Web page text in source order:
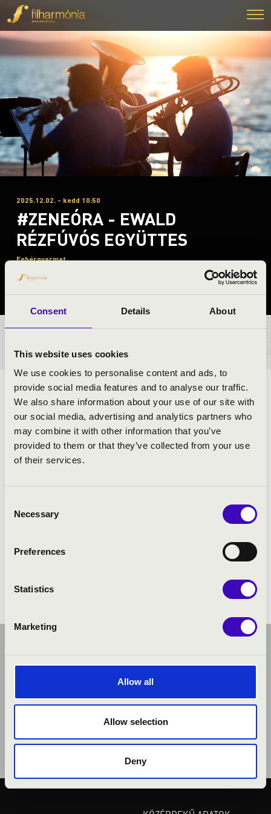
Consent Details About
This website uses cookies
We use cookies to personalise content and ads, to
provide social media features and to analyse our traffic.
We also share information about your use of our site with
our social media, advertising and analytics partners who
may combine it with other information that you’ve
provided to them or that they’ve collected from your use
of their services.
Selection
Necessary
Preferences
Statistics
Marketing
Allow all
Allow selection
Deny
2025.12.02. - kedd 10:50
#ZENEÓRA - EWALD
RÉZFÚVÓS EGYÜTTES
Fehérgyarmat
ELŐADÓK:
Ewald Rézfúvós Együttes
MŰSOR:
Bizet: Carmen szvit
Händel: Vízizene - részletek